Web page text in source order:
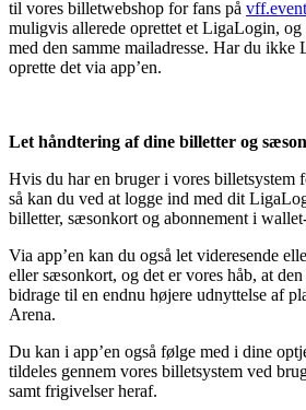
til vores billetwebshop for fans på
muligvis allerede oprettet et LigaLogin,
med den samme mailadresse. Har du ikke
oprette det via app’en.
Let håndtering af dine billetter og
Hvis du har en bruger i vores billetsystem
så kan du ved at logge ind med dit
billetter, sæsonkort og abonnement i
Via app’en kan du også let videresende
eller sæsonkort, og det er vores håb, at
bidrage til en endnu højere udnyttelse af
Arena.
Du kan i app’en også følge med i dine
tildeles gennem vores billetsystem ved
samt frigivelser heraf.